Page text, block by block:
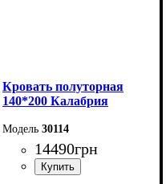
Кровать полуторная
140*200 Калабрия
30114
14490грн